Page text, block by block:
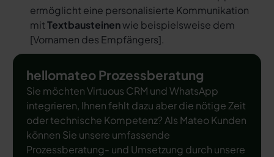
ermöglicht eine personalisierte Kommunikation
mitTextbausteinenwie beispielsweise dem
[Vornamen des Empfängers].
hellomateo Prozessberatung
Sie möchten Virtuous CRM und WhatsApp
integrieren, Ihnen fehlt dazu aber die nötige Zeit
oder technische Kompetenz? Als Mateo Kunden
können Sie unsere umfassende
Prozessberatung- und Umsetzung durch unsere